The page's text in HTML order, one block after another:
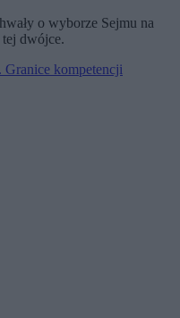
o wyborze Sejmu na
tej dwójce.
Granice kompetencji